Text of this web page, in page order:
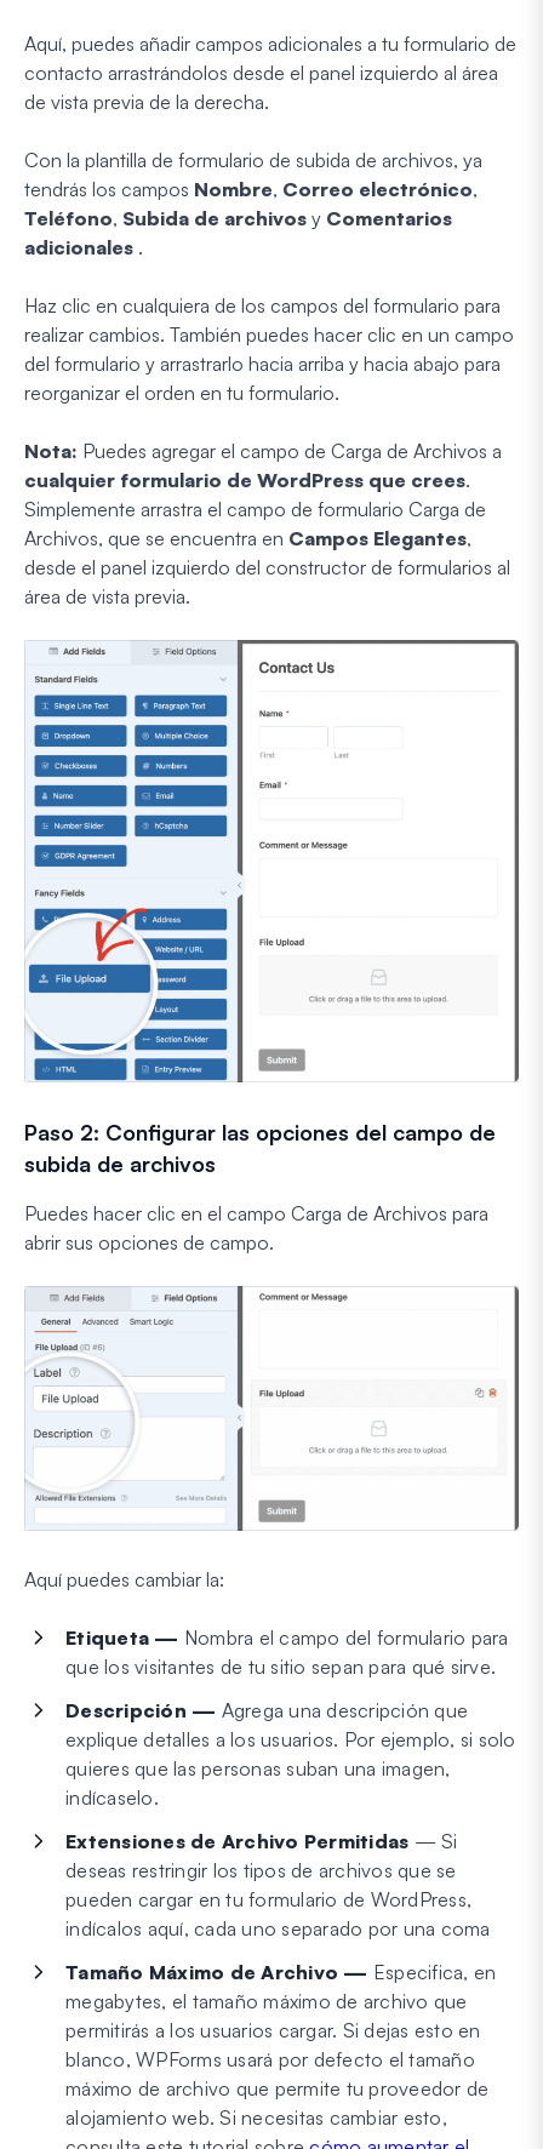
Aquí, puedes añadir campos adicionales a tu formulario de
contacto arrastrándolos desde el panel izquierdo al área
de vista previa de la derecha.
Con la plantilla de formulario de subida de archivos, ya
tendrás los campos Nombre, Correo electrónico,
Teléfono, Subida de archivos y Comentarios
adicionales .
Haz clic en cualquiera de los campos del formulario para
realizar cambios. También puedes hacer clic en un campo
del formulario y arrastrarlo hacia arriba y hacia abajo para
reorganizar el orden en tu formulario.
Nota: Puedes agregar el campo de Carga de Archivos a
cualquier formulario de WordPress que crees.
Simplemente arrastra el campo de formulario Carga de
Archivos, que se encuentra en Campos Elegantes,
desde el panel izquierdo del constructor de formularios al
área de vista previa.
Paso 2: Configurar las opciones del campo de
subida de archivos
Puedes hacer clic en el campo Carga de Archivos para
abrir sus opciones de campo.
Aquí puedes cambiar la:
Etiqueta — Nombra el campo del formulario para
que los visitantes de tu sitio sepan para qué sirve.
Descripción — Agrega una descripción que
explique detalles a los usuarios. Por ejemplo, si solo
quieres que las personas suban una imagen,
indícaselo.
Extensiones de Archivo Permitidas — Si
deseas restringir los tipos de archivos que se
pueden cargar en tu formulario de WordPress,
indícalos aquí, cada uno separado por una coma
Tamaño Máximo de Archivo — Especifica, en
megabytes, el tamaño máximo de archivo que
permitirás a los usuarios cargar. Si dejas esto en
blanco, WPForms usará por defecto el tamaño
máximo de archivo que permite tu proveedor de
alojamiento web. Si necesitas cambiar esto,